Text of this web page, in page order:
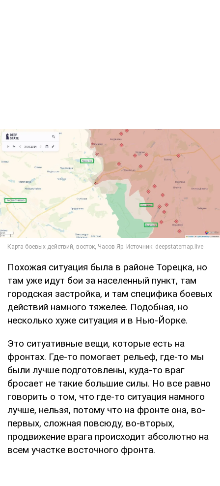
Похожая ситуация была в районе Торецка, но
там уже идут бои за населенный пункт, там
городская застройка, и там специфика боевых
действий намного тяжелее. Подобная, но
несколько хуже ситуация и в Нью-Йорке.
Это ситуативные вещи, которые есть на
фронтах. Где-то помогает рельеф, где-то мы
были лучше подготовлены, куда-то враг
бросает не такие большие силы. Но все равно
говорить о том, что где-то ситуация намного
лучше, нельзя, потому что на фронте она, во-
первых, сложная повсюду, во-вторых,
продвижение врага происходит абсолютно на
всем участке восточного фронта.